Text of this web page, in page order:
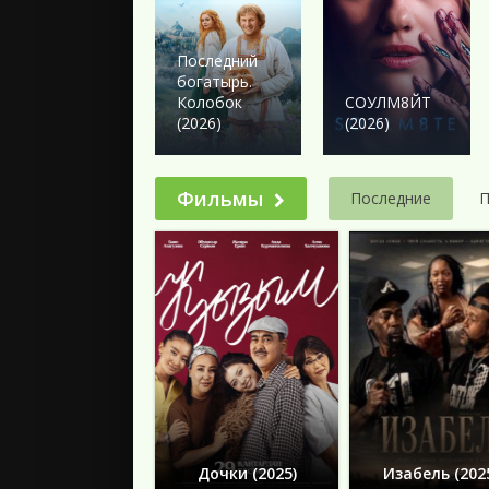
2023
2022
2021
2020
2018
Подборки
Последний
богатырь.
Колобок
(2026)
СОУЛМ8ЙТ
(2026)
Фильмы Последние
Дочки (2025) Изабель